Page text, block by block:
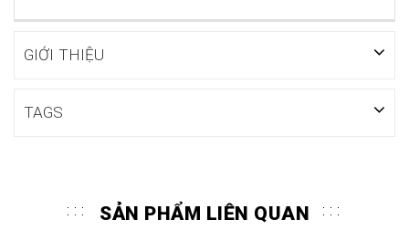
GIỚI THIỆU
TAGS
SẢN PHẨM LIÊN QUAN